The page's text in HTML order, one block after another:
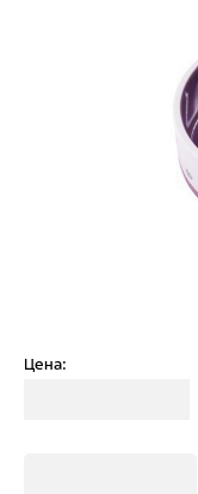
Цена: